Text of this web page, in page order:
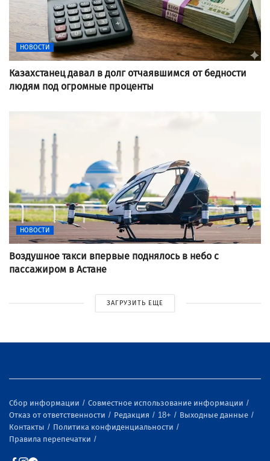
НОВОСТИ
Казахстанец давал в долг отчаявшимся от бедности
людям под огромные проценты
НОВОСТИ
Воздушное такси впервые поднялось в небо с
пассажиром в Астане
ЗАГРУЗИТЬ ЕЩЕ
Сбор информации
Совместное использование информации
Отказ от ответственности
Редакция 18+
Выходные данные
Контакты
Политика конфиденциальности
Правила перепечатки